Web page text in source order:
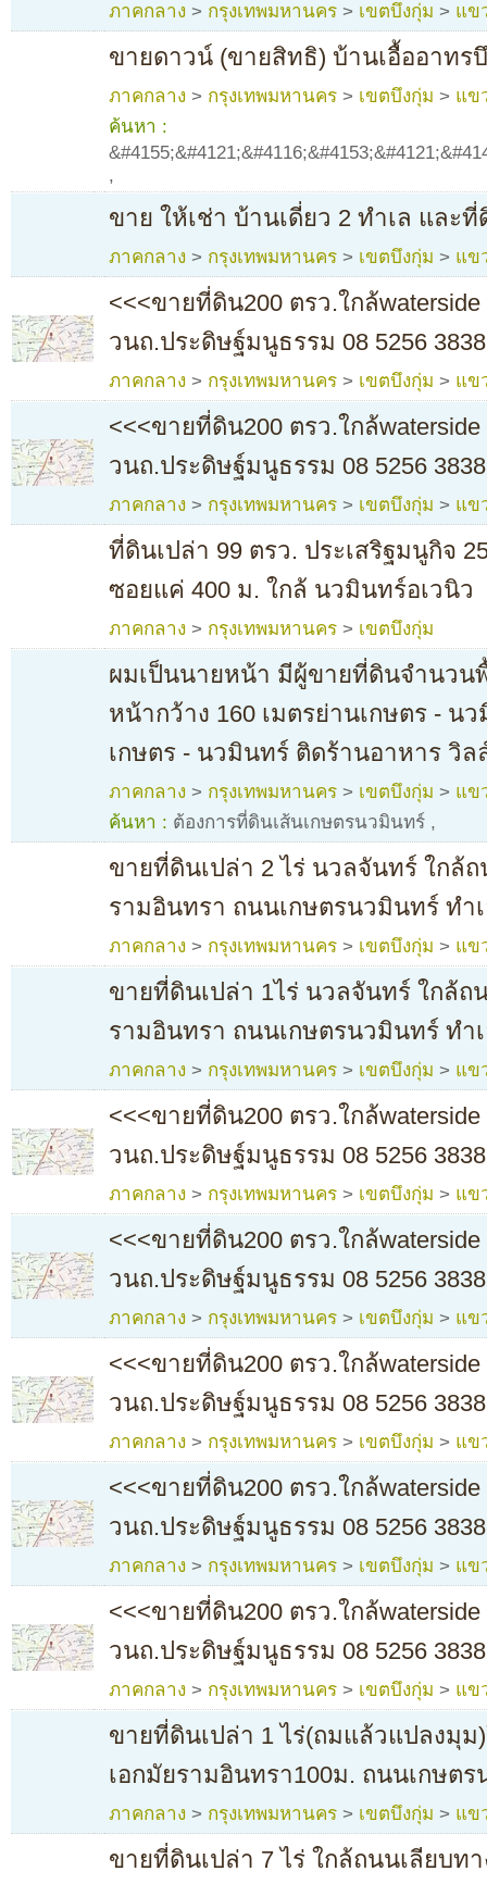
ภาคกลาง > กรุงเทพมหานคร > เขตบึงกุ่ม > แข
ขายดาวน์ (ขายสิทธิ) บ้านเอื้ออาทร
ภาคกลาง > กรุงเทพมหานคร > เขตบึงกุ่ม > แข
ค้นหา :
,
ขาย ให้เช่า บ้านเดี่ยว 2 ทำเล และที่
ภาคกลาง > กรุงเทพมหานคร > เขตบึงกุ่ม > แข
<<<ขายที่ดิน200 ตรว.ใกล้
วนถ.ประดิษฐ์มนูธรรม 08 5256
ภาคกลาง > กรุงเทพมหานคร > เขตบึงกุ่ม > แข
<<<ขายที่ดิน200 ตรว.ใกล้
วนถ.ประดิษฐ์มนูธรรม 08 5256
ภาคกลาง > กรุงเทพมหานคร > เขตบึงกุ่ม > แข
ที่ดินเปล่า 99 ตรว. ประเสริฐมนูกิจ
ซอยแค่ 400 ม. ใกล้ นวมินทร์อเวนิว
ภาคกลาง > กรุงเทพมหานคร > เขตบึงกุ่ม
ผมเป็นนายหน้า มีผู้ขายที่ดินจำนวน
หน้ากว้าง 160 เมตรย่านเกษตร - น
เกษตร - นวมินทร์ ติดร้านอาหาร วิ
ภาคกลาง > กรุงเทพมหานคร > เขตบึงกุ่ม > แข
ค้นหา : ต้องการที่ดินเส้นเกษตรนวมินทร์ ,
ขายที่ดินเปล่า 2 ไร่ นวลจันทร์ ใกล้
รามอินทรา ถนนเกษตรนวมินทร์ ทำ
ภาคกลาง > กรุงเทพมหานคร > เขตบึงกุ่ม > แข
ขายที่ดินเปล่า 1ไร่ นวลจันทร์ ใกล้ถ
รามอินทรา ถนนเกษตรนวมินทร์ ทำ
ภาคกลาง > กรุงเทพมหานคร > เขตบึงกุ่ม > แข
<<<ขายที่ดิน200 ตรว.ใกล้
วนถ.ประดิษฐ์มนูธรรม 08 5256
ภาคกลาง > กรุงเทพมหานคร > เขตบึงกุ่ม > แข
<<<ขายที่ดิน200 ตรว.ใกล้
วนถ.ประดิษฐ์มนูธรรม 08 5256
ภาคกลาง > กรุงเทพมหานคร > เขตบึงกุ่ม > แข
<<<ขายที่ดิน200 ตรว.ใกล้
วนถ.ประดิษฐ์มนูธรรม 08 5256
ภาคกลาง > กรุงเทพมหานคร > เขตบึงกุ่ม > แข
<<<ขายที่ดิน200 ตรว.ใกล้
วนถ.ประดิษฐ์มนูธรรม 08 5256
ภาคกลาง > กรุงเทพมหานคร > เขตบึงกุ่ม > แข
<<<ขายที่ดิน200 ตรว.ใกล้
วนถ.ประดิษฐ์มนูธรรม 08 5256
ภาคกลาง > กรุงเทพมหานคร > เขตบึงกุ่ม > แข
ขายที่ดินเปล่า 1 ไร่(ถมแล้วแปลงมุ
เอกมัยรามอินทรา100ม. ถนนเกษต
ภาคกลาง > กรุงเทพมหานคร > เขตบึงกุ่ม > แข
ขายที่ดินเปล่า 7 ไร่ ใกล้ถนนเลียบท